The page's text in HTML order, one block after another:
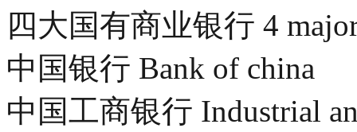
四大国有商业银行 4
中国银行 Bank of china
中国工商银行 Industrial